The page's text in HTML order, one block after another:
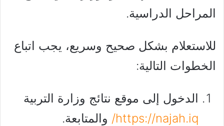
المراحل الدراسية.
للاستعلام بشكل صحيح وسريع، يجب اتباع
الخطوات التالية:
الدخول إلى موقع نتائج وزارة التربية
https://najah.iq/
والمتابعة.